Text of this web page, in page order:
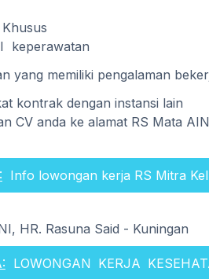
keperawatan
yang memiliki pengalaman
kontrak dengan instansi lain
CV anda ke alamat RS Mata
Info lowongan kerja RS Mitra
HR. Rasuna Said - Kuningan
LOWONGAN KERJA